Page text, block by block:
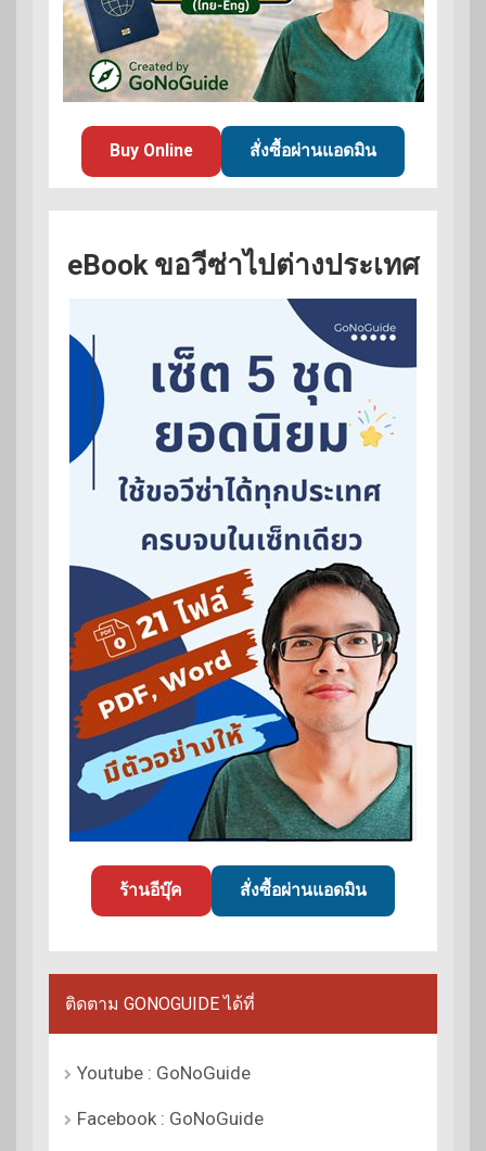
Buy Online สั่งซื้อผ่านแอดมิน
eBook ขอวีซ่าไปต่างประเทศ
ร้านอีบุ๊ค สั่งซื้อผ่านแอดมิน
ติดตาม GONOGUIDE ได้ที่
Youtube : GoNoGuide
Facebook : GoNoGuide